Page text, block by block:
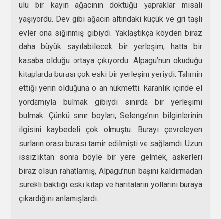
ulu bir kayın ağacının döktüğü yapraklar misali
yaşıyordu. Dev gibi ağacın altındaki küçük ve gri taşlı
evler ona sığınmış gibiydi. Yaklaştıkça köyden biraz
daha büyük sayılabilecek bir yerleşim, hatta bir
kasaba olduğu ortaya çıkıyordu. Alpagu’nun okuduğu
kitaplarda burası çok eski bir yerleşim yeriydi. Tahmin
ettiği yerin olduğuna o an hükmetti. Karanlık içinde el
yordamıyla bulmak gibiydi sınırda bir yerleşimi
bulmak. Çünkü sınır boyları, Selenga’nın bilginlerinin
ilgisini kaybedeli çok olmuştu. Burayı çevreleyen
surların orası burası tamir edilmişti ve sağlamdı. Uzun
ıssızlıktan sonra böyle bir yere gelmek, askerleri
biraz olsun rahatlamış, Alpagu’nun başını kaldırmadan
sürekli baktığı eski kitap ve haritaların yollarını buraya
çıkardığını anlamışlardı.